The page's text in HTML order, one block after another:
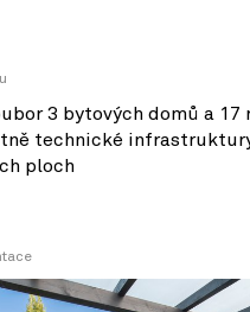
3 bytových domů a 17
technické
ploch